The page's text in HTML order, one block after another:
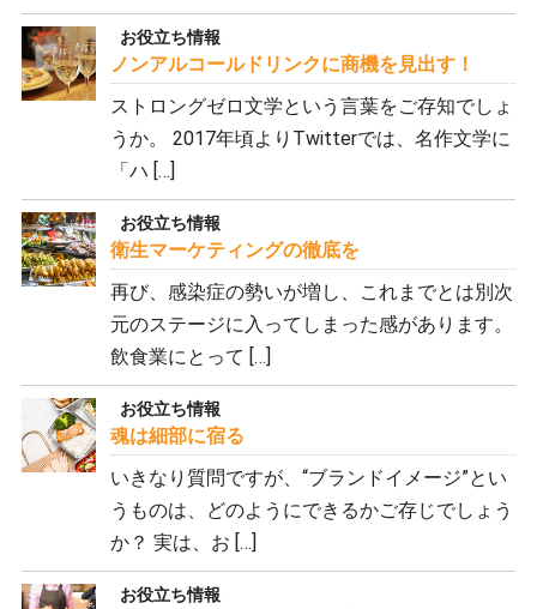
お役立ち情報
ノンアルコールドリンクに商機を見出す！
ストロングゼロ文学という言葉をご存知でしょ
うか。 2017年頃よりTwitterでは、名作文学に
「ハ […]
お役立ち情報
衛生マーケティングの徹底を
再び、感染症の勢いが増し、これまでとは別次
元のステージに入ってしまった感があります。
飲食業にとって […]
お役立ち情報
魂は細部に宿る
いきなり質問ですが、“ブランドイメージ”とい
うものは、どのようにできるかご存じでしょう
か？ 実は、お […]
お役立ち情報